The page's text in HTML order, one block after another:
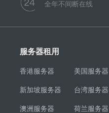
全年不间断在线
服务器租用
香港服务器 美国服务器
新加坡服务器 台湾服务器
澳洲服务器 荷兰服务器